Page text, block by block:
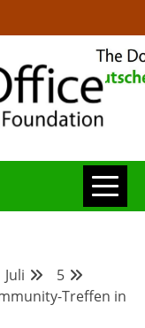
Juli
5
Treffen in